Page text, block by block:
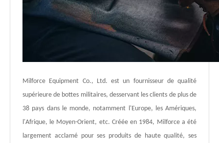
Milforce Equipment Co., Ltd. est un fournisseur de qualité
supérieure de bottes militaires, desservant les clients de plus de
38 pays dans le monde, notamment l'Europe, les Amériques,
l'Afrique, le Moyen-Orient, etc. Créée en 1984, Milforce a été
largement acclamé pour ses produits de haute qualité, ses